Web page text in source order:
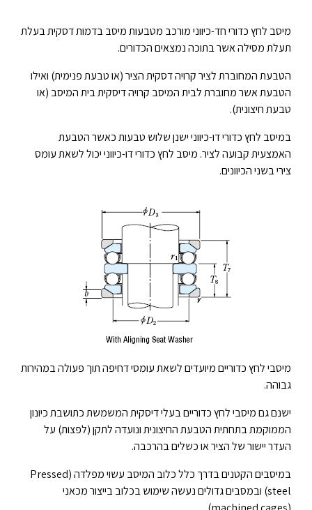
מיסב לחץ כדורי חד-כיווני מורכב מטבעות מיסב בדמות דסקית בעלת
תעלת מסילה אשר בתוכה נמצאים הכדורים.
הטבעת המחוברת לציר קרויה דסקית הציר (או טבעת פנימית) ואילו
הטבעת אשר מחוברת לבית המיסב קרויה דיסקית בית המיסב (או
טבעת חיצונית).
במיסב לחץ כדורי דו-כיווני ישנן שלוש טבעות כאשר הטבעת
האמצעית קבועה לציר. מיסב לחץ כדורי דו-כיווני יכול לשאת עומס
צירי בשני הכיוונים.
מיסבי לחץ כדוריים מיועדים לשאת עומסי דחיפה תוך פעולה במהירות
גבוהה.
ישנם גם מיסבי לחץ כדוריים בעלי דיסקית המשמשת כתושבת כיונון
הממוקמת בתחתית הטבעת החיצונית ונועדה לתקן (לפצות) על
העדר יישור של הציר או כשלים בהרכבה.
במיסבים הקטנים בדרך כלל כלוב המיסב עשוי מפלדה (Pressed
steel) ובמסבים גדולים נעשה שימוש בכלוב בייצור מכאני